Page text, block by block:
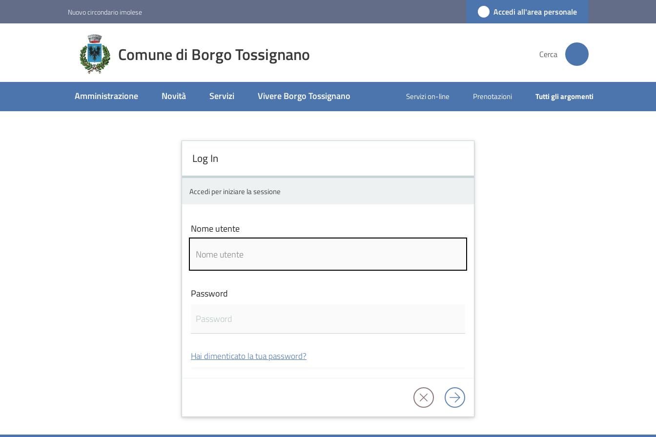
Nuovo circondario imolese Accedi all'area personale
Comune di Borgo Tossignano Cerca
Amministrazione Novità Servizi Vivere Borgo Tossignano Servizi on-line Prenotazioni Tutti gli argomenti
Log In
Accedi per iniziare la sessione
Nome utente
Password
Hai dimenticato la tua password?